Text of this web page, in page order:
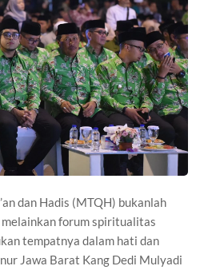
dan Hadis (MTQH) bukanlah
forum spiritualitas
tempatnya dalam hati dan
Jawa Barat Kang Dedi Mulyadi